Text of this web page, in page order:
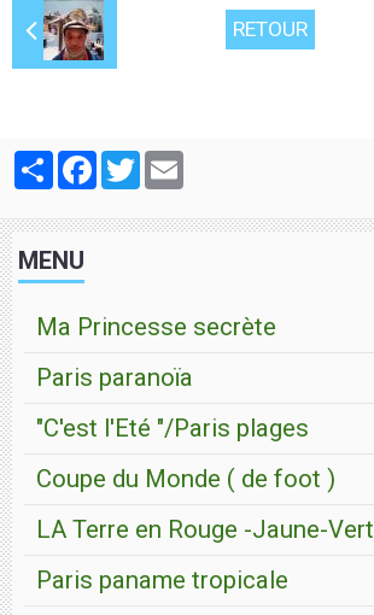
RETOUR
PartagerFacebook
Twitter
MENU
Ma Princesse secrète
Paris paranoïa
"C'est l'Eté "/Paris plages
Coupe du Monde ( de foot )
LA Terre en Rouge -Jaune-Vert
Paris paname tropicale